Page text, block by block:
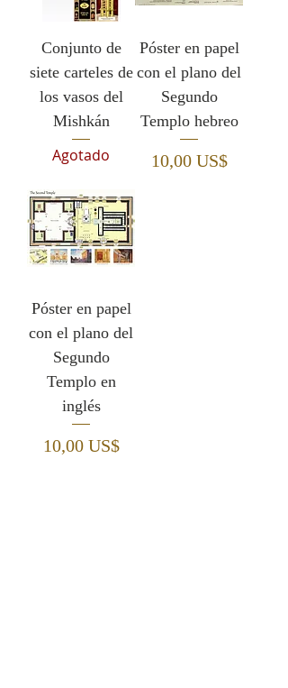
Conjunto de
siete carteles de
los vasos del
Mishkán
Agotado
Póster en papel
con el plano del
Segundo
Templo hebreo
Precio
10,00 US$
Póster en papel
con el plano del
Segundo
Templo en
inglés
Precio
10,00 US$